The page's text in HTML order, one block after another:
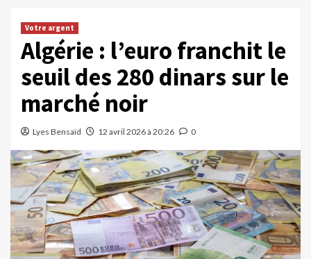
Votre argent
Algérie : l’euro franchit le
seuil des 280 dinars sur le
marché noir
Lyes Bensaïd 12 avril 2026 à 20:26 0